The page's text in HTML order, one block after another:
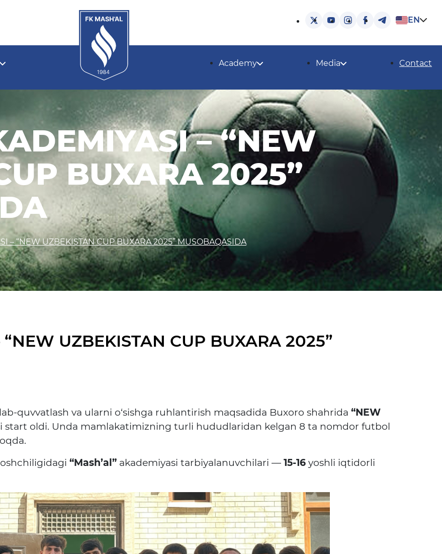
EN
Academy Media Contact
– “NEW
BUXARA 2025”
– “NEW UZBEKISTAN CUP BUXARA 2025” MUSOBAQASIDA
“NEW UZBEKISTAN CUP BUXARA 2025”
quvvatlash va ularni o‘sishga ruhlantirish maqsadida Buxoro shahrida “NEW
start oldi. Unda mamlakatimizning turli hududlaridan kelgan 8 ta nomdor futbol
“Mash’al” akademiyasi tarbiyalanuvchilari — 15-16 yoshli iqtidorli